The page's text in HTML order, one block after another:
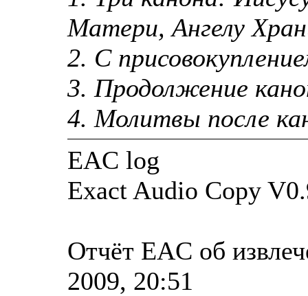
Матери, Ангелу
2. С
3. Продолжение
4. Молитвы после
EAC log
Exact Audio Copy
Отчёт EAC об
2009, 20:51